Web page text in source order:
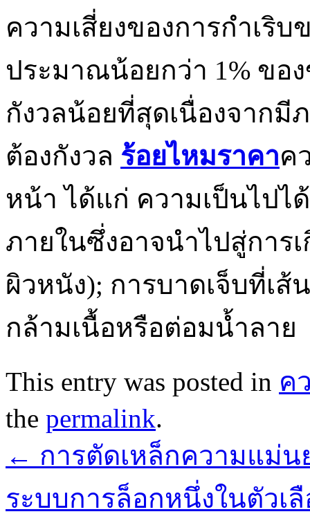
ความเสี่ยงของการกำเริ
ประมาณน้อยกว่า 1% ขอ
กังวลน้อยที่สุดเนื่องจากมี
ต้องกังวล ร้อยไหมราคาค
หน้า ได้แก่ ความเป็นไปไ
ภายในซึ่งอาจนำไปสู่การ
ผิวหนัง); การบาดเจ็บที่เ
กล้ามเนื้อหรือต่อมน้ำลาย
This entry was posted in ค
the permalink.
← การตัดเหล็กความแม่
ระบบการล็อกหนึ่งในตัว